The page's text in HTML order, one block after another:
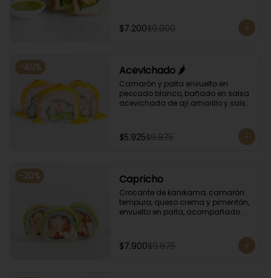
$7.200$9.000
-40% Acevichado 🌶️
Camarón y palta envuelto en
pescado blanco, bañado en salsa
acevichada de ají amarillo y salsa
$5.925$9.875
-20% Capricho
Crocante de kanikama, camarón
tempura, queso crema y pimentón,
envuelto en palta, acompañado
$7.900$9.875